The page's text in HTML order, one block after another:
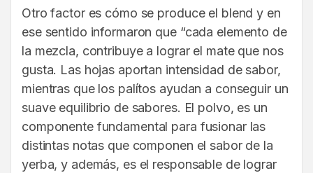
Otro factor es cómo se produce el blend y en
ese sentido informaron que “cada elemento de
la mezcla, contribuye a lograr el mate que nos
gusta. Las hojas aportan intensidad de sabor,
mientras que los palítos ayudan a conseguir un
suave equilibrio de sabores. El polvo, es un
componente fundamental para fusionar las
distintas notas que componen el sabor de la
yerba, y además, es el responsable de lograr